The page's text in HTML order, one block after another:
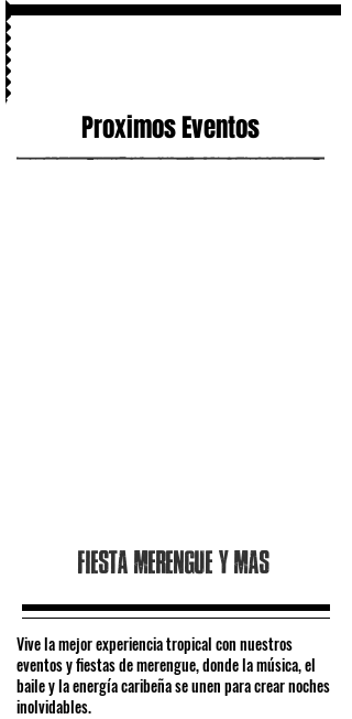
Proximos Eventos
Fiesta merengue y mas
Vive la mejor experiencia tropical con nuestros
eventos y fiestas de merengue, donde la música, el
baile y la energía caribeña se unen para crear noches
inolvidables.